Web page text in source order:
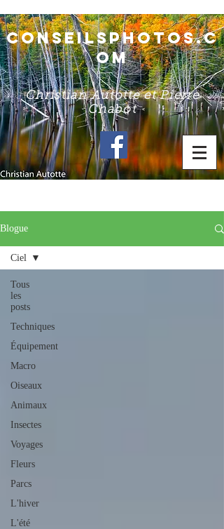
conseilsphotos.c
om
Christian Autotte et Pierre
Chabot
Blogue
Tous
les
posts
Techniques
Équipement
Macro
Oiseaux
Animaux
Insectes
Voyages
Fleurs
Parcs
L'hiver
L'été
Ciel